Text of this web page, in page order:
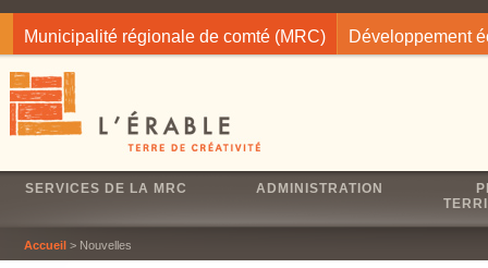
Municipalité régionale de comté (MRC) Développement
SERVICES DE LA MRC ADMINISTRATION
Accueil > Nouvelles